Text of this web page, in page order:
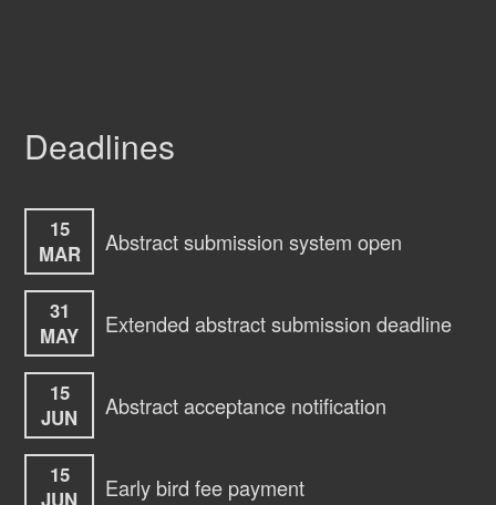
Deadlines
15
MAR
Abstract submission system open
31
MAY
Extended abstract submission deadline
15
JUN
Abstract acceptance notification
15
JUN
Early bird fee payment